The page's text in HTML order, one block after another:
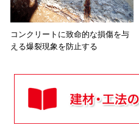
コンクリートに致命的な損傷を与
える爆裂現象を防止する